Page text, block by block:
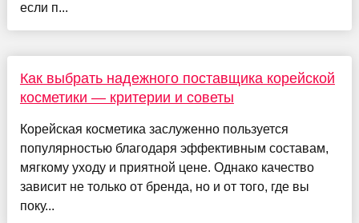
если п...
Как выбрать надежного поставщика корейской
косметики — критерии и советы
Корейская косметика заслуженно пользуется
популярностью благодаря эффективным составам,
мягкому уходу и приятной цене. Однако качество
зависит не только от бренда, но и от того, где вы
поку...